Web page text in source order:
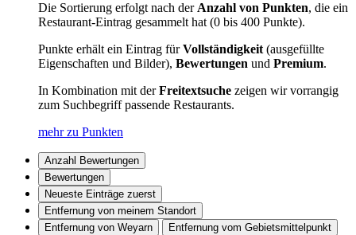
Die Sortierung erfolgt nach derAnzahl von Punkten, die ein
Restaurant-Eintrag gesammelt hat (0 bis 400 Punkte).
Punkte erhält ein Eintrag fürVollständigkeit(ausgefüllte
Eigenschaften und Bilder), Bewertungen und Premium.
In Kombination mit derFreitextsuche zeigen wir vorrangig
zum Suchbegriff passende Restaurants.
mehr zu Punkten
Anzahl Bewertungen
Bewertungen
Neueste Einträge zuerst
Entfernung von meinem Standort
Entfernung von Weyarn
Entfernung vom Gebietsmittelpunkt